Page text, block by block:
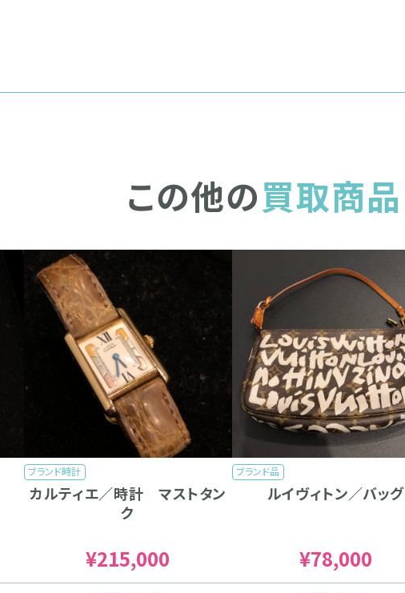
この他の買取商品
ブランド時計
カルティエ／時計 マストタン
ク
¥215,000
ブランド品
ルイヴィトン／バッグ
¥78,000